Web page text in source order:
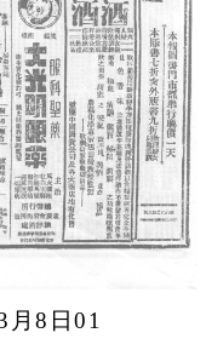
月8日01